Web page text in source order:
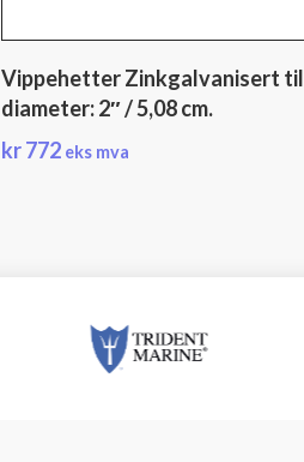
Vippehetter Zinkgalvanisert til
diameter: 2″ / 5,08 cm.
kr772 eks mva